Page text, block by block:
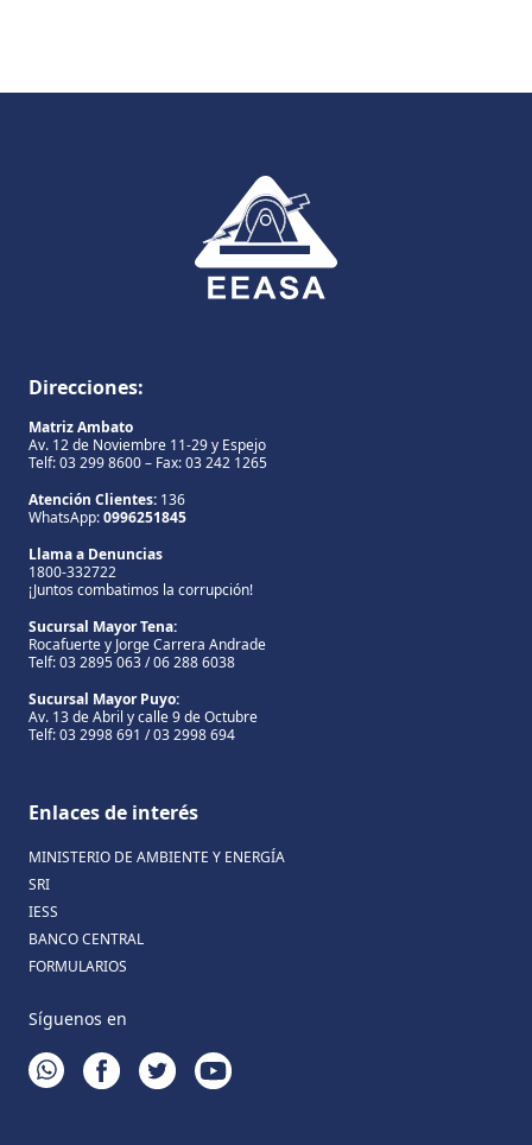
Direcciones:
Matriz Ambato
Av. 12 de Noviembre 11-29 y Espejo
Telf: 03 299 8600 – Fax: 03 242 1265
Atención Clientes: 136
WhatsApp:0996251845
Llama a Denuncias
1800-332722
¡Juntos combatimos la corrupción!
Sucursal Mayor Tena:
Rocafuerte y Jorge Carrera Andrade
Telf: 03 2895 063 / 06 288 6038
Sucursal Mayor Puyo:
Av. 13 de Abril y calle 9 de Octubre
Telf: 03 2998 691 / 03 2998 694
Enlaces de interés
MINISTERIO DE AMBIENTE Y ENERGÍA
SRI
IESS
BANCO CENTRAL
FORMULARIOS
Síguenos en
WHATSAPPFACEBOOKTWITTERYOUTUBE